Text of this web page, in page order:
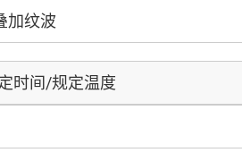
加纹波
时间/规定温度